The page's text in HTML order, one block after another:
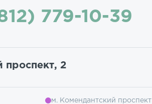
779-10-39
проспект, 2
м. Комендантский проспект